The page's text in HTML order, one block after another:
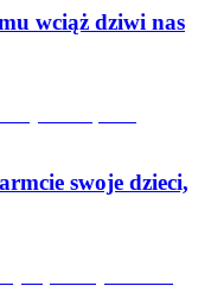
wciąż dziwi nas
swoje dzieci,